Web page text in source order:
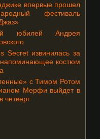
впервые прошел
фестиваль
юбилей Андрея
Secret извинилась за
костюм
с Тимом Ротом
Мерфи выйдет в
четверг